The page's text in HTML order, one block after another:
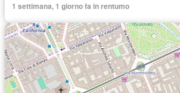
1 settimana, 1 giorno fa in rentumo